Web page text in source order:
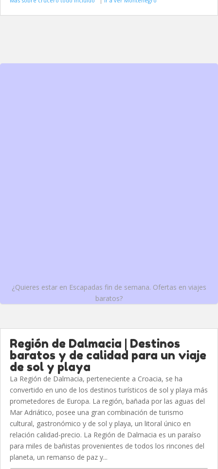
¿Quieres estar en Escapadas fin de semana. Ofertas en viajes
baratos?
Región de Dalmacia | Destinos
baratos y de calidad para un viaje
de sol y playa
La Región de Dalmacia, perteneciente a Croacia, se ha
convertido en uno de los destinos turísticos de sol y playa más
prometedores de Europa. La región, bañada por las aguas del
Mar Adriático, posee una gran combinación de turismo
cultural, gastronómico y de sol y playa, un litoral único en
relación calidad-precio. La Región de Dalmacia es un paraíso
para miles de bañistas provenientes de todos los rincones del
planeta, un remanso de paz y...